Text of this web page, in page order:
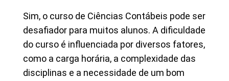
Sim, o curso de Ciências Contábeis pode ser
desafiador para muitos alunos. A dificuldade
do curso é influenciada por diversos fatores,
como a carga horária, a complexidade das
disciplinas e a necessidade de um bom